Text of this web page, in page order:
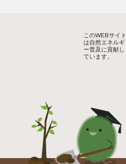
このWEBサイト
は自然エネルギ
ー普及に貢献し
ています。